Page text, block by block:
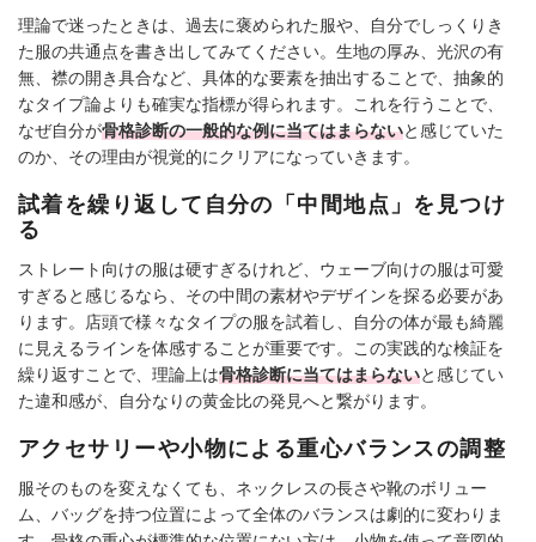
理論で迷ったときは、過去に褒められた服や、自分でしっくりき
た服の共通点を書き出してみてください。生地の厚み、光沢の有
無、襟の開き具合など、具体的な要素を抽出することで、抽象的
なタイプ論よりも確実な指標が得られます。これを行うことで、
なぜ自分が骨格診断の一般的な例に当てはまらないと感じていた
のか、その理由が視覚的にクリアになっていきます。
試着を繰り返して自分の「中間地点」を見つけ
る
ストレート向けの服は硬すぎるけれど、ウェーブ向けの服は可愛
すぎると感じるなら、その中間の素材やデザインを探る必要があ
ります。店頭で様々なタイプの服を試着し、自分の体が最も綺麗
に見えるラインを体感することが重要です。この実践的な検証を
繰り返すことで、理論上は骨格診断に当てはまらないと感じてい
た違和感が、自分なりの黄金比の発見へと繋がります。
アクセサリーや小物による重心バランスの調整
服そのものを変えなくても、ネックレスの長さや靴のボリュー
ム、バッグを持つ位置によって全体のバランスは劇的に変わりま